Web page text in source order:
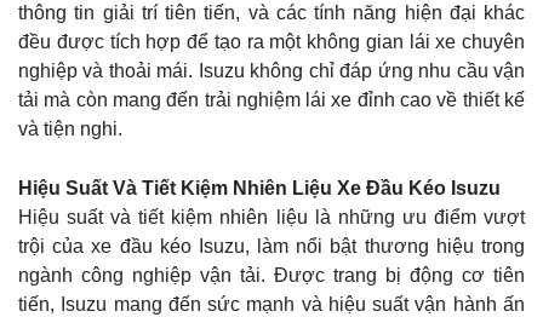
thông tin giải trí tiên tiến, và các tính năng hiện đại khác
đều được tích hợp để tạo ra một không gian lái xe chuyên
nghiệp và thoải mái. Isuzu không chỉ đáp ứng nhu cầu vận
tải mà còn mang đến trải nghiệm lái xe đỉnh cao về thiết kế
và tiện nghi.
Hiệu Suất Và Tiết Kiệm Nhiên Liệu Xe Đầu Kéo Isuzu
Hiệu suất và tiết kiệm nhiên liệu là những ưu điểm vượt
trội của xe đầu kéo Isuzu, làm nổi bật thương hiệu trong
ngành công nghiệp vận tải. Được trang bị động cơ tiên
tiến, Isuzu mang đến sức mạnh và hiệu suất vận hành ấn